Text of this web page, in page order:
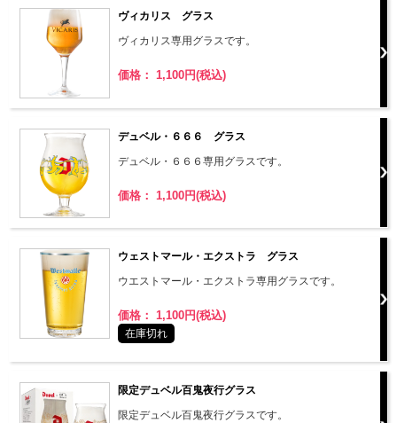
ヴィカリス グラス
ヴィカリス専用グラスです。
価格： 1,100円(税込)
デュベル・６６６ グラス
デュベル・６６６専用グラスです。
価格： 1,100円(税込)
ウェストマール・エクストラ グラス
ウエストマール・エクストラ専用グラスです。
価格： 1,100円(税込)
在庫切れ
限定デュベル百鬼夜行グラス
限定デュベル百鬼夜行グラスです。